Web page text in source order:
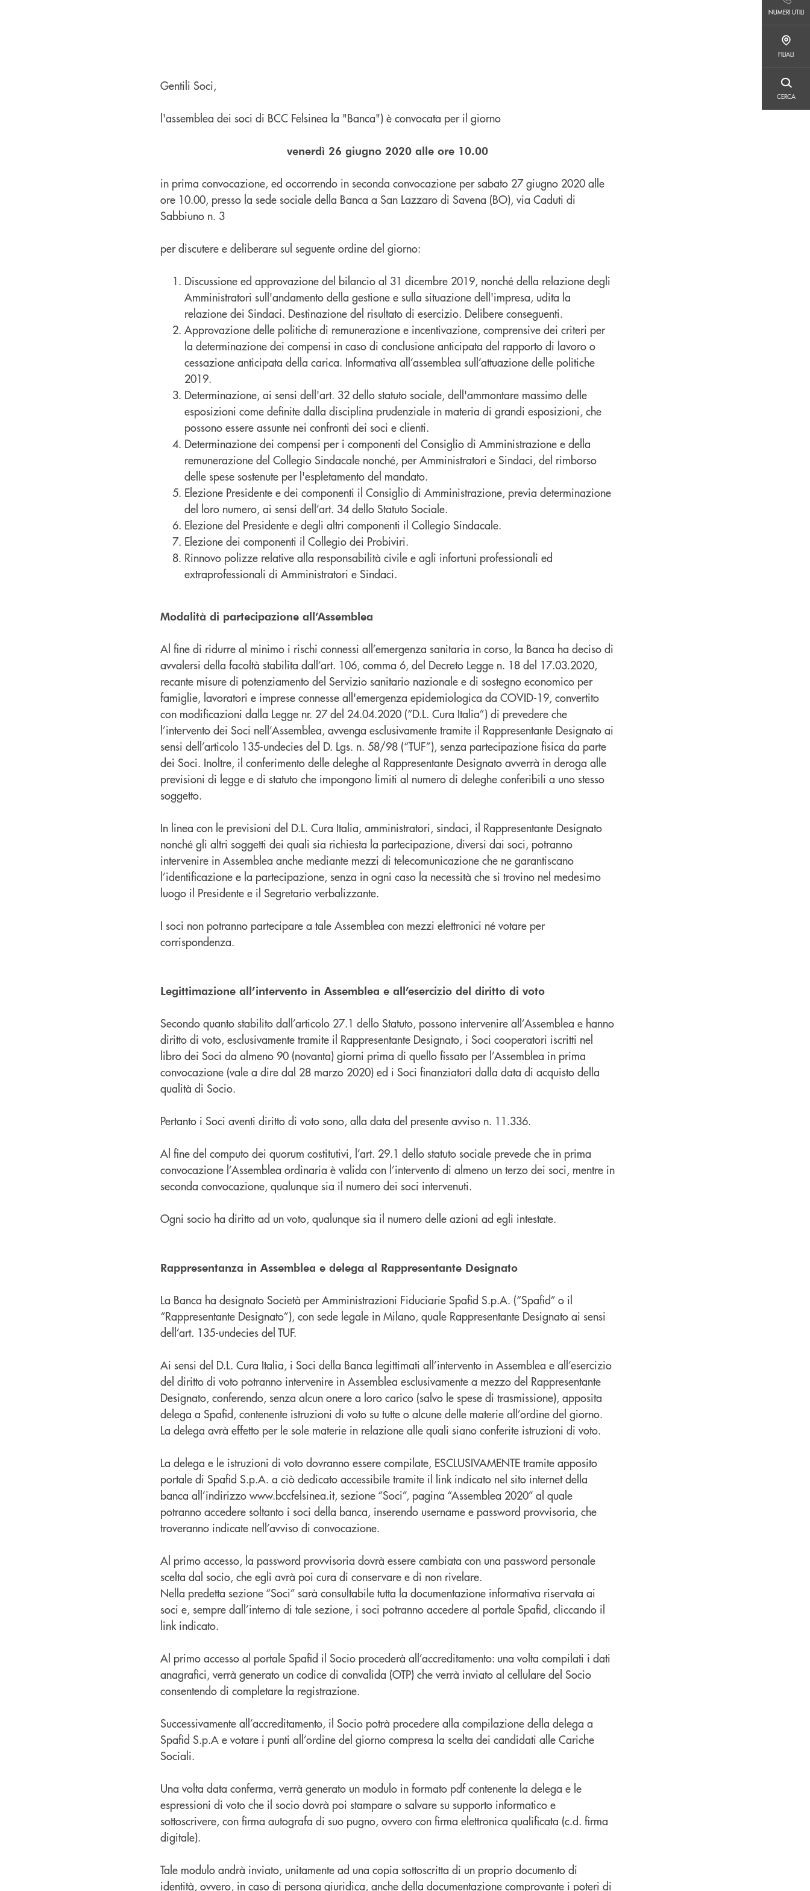
NUMERI UTILI
FILIALI
CERCA
Gentili Soci,
l'assemblea dei soci di BCC Felsinea la "Banca") è convocata per il giorno
venerdì 26 giugno 2020 alle ore 10.00
in prima convocazione, ed occorrendo in seconda convocazione per sabato 27 giugno 2020 alle
ore 10.00, presso la sede sociale della Banca a San Lazzaro di Savena (BO), via Caduti di
Sabbiuno n. 3
per discutere e deliberare sul seguente ordine del giorno:
Discussione ed approvazione del bilancio al 31 dicembre 2019, nonché della relazione degli
Amministratori sull'andamento della gestione e sulla situazione dell'impresa, udita la
relazione dei Sindaci. Destinazione del risultato di esercizio. Delibere conseguenti.
Approvazione delle politiche di remunerazione e incentivazione, comprensive dei criteri per
la determinazione dei compensi in caso di conclusione anticipata del rapporto di lavoro o
cessazione anticipata della carica. Informativa all’assemblea sull’attuazione delle politiche
2019.
Determinazione, ai sensi dell'art. 32 dello statuto sociale, dell'ammontare massimo delle
esposizioni come definite dalla disciplina prudenziale in materia di grandi esposizioni, che
possono essere assunte nei confronti dei soci e clienti.
Determinazione dei compensi per i componenti del Consiglio di Amministrazione e della
remunerazione del Collegio Sindacale nonché, per Amministratori e Sindaci, del rimborso
delle spese sostenute per l'espletamento del mandato.
Elezione Presidente e dei componenti il Consiglio di Amministrazione, previa determinazione
del loro numero, ai sensi dell’art. 34 dello Statuto Sociale.
Elezione del Presidente e degli altri componenti il Collegio Sindacale.
Elezione dei componenti il Collegio dei Probiviri.
Rinnovo polizze relative alla responsabilità civile e agli infortuni professionali ed
extraprofessionali di Amministratori e Sindaci.
Modalità di partecipazione all’Assemblea
Al fine di ridurre al minimo i rischi connessi all’emergenza sanitaria in corso, la Banca ha deciso di
avvalersi della facoltà stabilita dall’art. 106, comma 6, del Decreto Legge n. 18 del 17.03.2020,
recante misure di potenziamento del Servizio sanitario nazionale e di sostegno economico per
famiglie, lavoratori e imprese connesse all'emergenza epidemiologica da COVID-19, convertito
con modificazioni dalla Legge nr. 27 del 24.04.2020 (“D.L. Cura Italia”) di prevedere che
l’intervento dei Soci nell’Assemblea, avvenga esclusivamente tramite il Rappresentante Designato ai
sensi dell’articolo 135-undecies del D. Lgs. n. 58/98 (“TUF”), senza partecipazione fisica da parte
dei Soci. Inoltre, il conferimento delle deleghe al Rappresentante Designato avverrà in deroga alle
previsioni di legge e di statuto che impongono limiti al numero di deleghe conferibili a uno stesso
soggetto.
In linea con le previsioni del D.L. Cura Italia, amministratori, sindaci, il Rappresentante Designato
nonché gli altri soggetti dei quali sia richiesta la partecipazione, diversi dai soci, potranno
intervenire in Assemblea anche mediante mezzi di telecomunicazione che ne garantiscano
l’identificazione e la partecipazione, senza in ogni caso la necessità che si trovino nel medesimo
luogo il Presidente e il Segretario verbalizzante.
I soci non potranno partecipare a tale Assemblea con mezzi elettronici né votare per
corrispondenza.
Legittimazione all’intervento in Assemblea e all’esercizio del diritto di voto
Secondo quanto stabilito dall’articolo 27.1 dello Statuto, possono intervenire all’Assemblea e hanno
diritto di voto, esclusivamente tramite il Rappresentante Designato, i Soci cooperatori iscritti nel
libro dei Soci da almeno 90 (novanta) giorni prima di quello fissato per l’Assemblea in prima
convocazione (vale a dire dal 28 marzo 2020) ed i Soci finanziatori dalla data di acquisto della
qualità di Socio.
Pertanto i Soci aventi diritto di voto sono, alla data del presente avviso n. 11.336.
Al fine del computo dei quorum costitutivi, l’art. 29.1 dello statuto sociale prevede che in prima
convocazione l’Assemblea ordinaria è valida con l’intervento di almeno un terzo dei soci, mentre in
seconda convocazione, qualunque sia il numero dei soci intervenuti.
Ogni socio ha diritto ad un voto, qualunque sia il numero delle azioni ad egli intestate.
Rappresentanza in Assemblea e delega al Rappresentante Designato
La Banca ha designato Società per Amministrazioni Fiduciarie Spafid S.p.A. (“Spafid” o il
“Rappresentante Designato”), con sede legale in Milano, quale Rappresentante Designato ai sensi
dell’art. 135-undecies del TUF.
Ai sensi del D.L. Cura Italia, i Soci della Banca legittimati all’intervento in Assemblea e all’esercizio
del diritto di voto potranno intervenire in Assemblea esclusivamente a mezzo del Rappresentante
Designato, conferendo, senza alcun onere a loro carico (salvo le spese di trasmissione), apposita
delega a Spafid, contenente istruzioni di voto su tutte o alcune delle materie all’ordine del giorno.
La delega avrà effetto per le sole materie in relazione alle quali siano conferite istruzioni di voto.
La delega e le istruzioni di voto dovranno essere compilate, ESCLUSIVAMENTE tramite apposito
portale di Spafid S.p.A. a ciò dedicato accessibile tramite il link indicato nel sito internet della
banca all’indirizzo www.bccfelsinea.it, sezione “Soci”, pagina “Assemblea 2020” al quale
potranno accedere soltanto i soci della banca, inserendo username e password provvisoria, che
troveranno indicate nell’avviso di convocazione.
Al primo accesso, la password provvisoria dovrà essere cambiata con una password personale
scelta dal socio, che egli avrà poi cura di conservare e di non rivelare.
Nella predetta sezione “Soci” sarà consultabile tutta la documentazione informativa riservata ai
soci e, sempre dall’interno di tale sezione, i soci potranno accedere al portale Spafid, cliccando il
link indicato.
Al primo accesso al portale Spafid il Socio procederà all’accreditamento: una volta compilati i dati
anagrafici, verrà generato un codice di convalida (OTP) che verrà inviato al cellulare del Socio
consentendo di completare la registrazione.
Successivamente all’accreditamento, il Socio potrà procedere alla compilazione della delega a
Spafid S.p.A e votare i punti all’ordine del giorno compresa la scelta dei candidati alle Cariche
Sociali.
Una volta data conferma, verrà generato un modulo in formato pdf contenente la delega e le
espressioni di voto che il socio dovrà poi stampare o salvare su supporto informatico e
sottoscrivere, con firma autografa di suo pugno, ovvero con firma elettronica qualificata (c.d. firma
digitale).
Tale modulo andrà inviato, unitamente ad una copia sottoscritta di un proprio documento di
identità, ovvero, in caso di persona giuridica, anche della documentazione comprovante i poteri di